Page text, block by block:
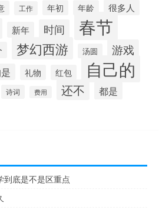
工作 年初 年龄
很多人
新年 时间 春节
梦幻西游 汤圆 游戏
礼物 红包 自己的
诗词 费用 还不 都是
到底是不是区重点